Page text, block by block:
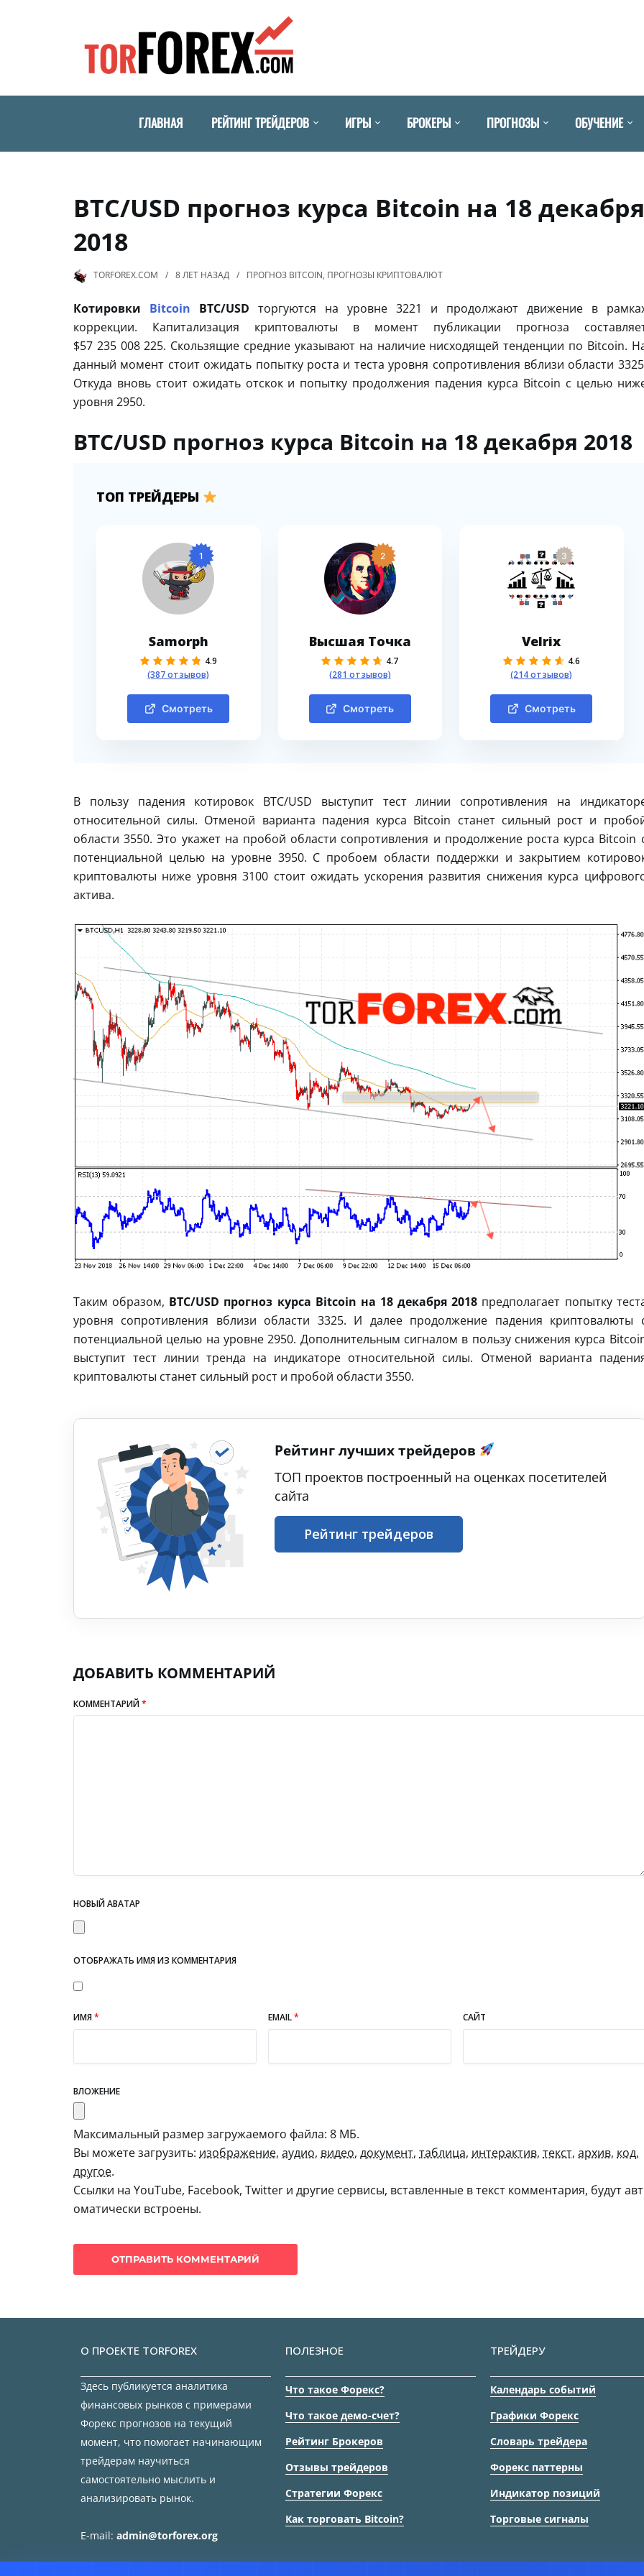
ГЛАВНАЯ РЕЙТИНГ ТРЕЙДЕРОВ ИГРЫ БРОКЕРЫ ПРОГНОЗЫ ОБУЧЕНИЕ
BTC/USD прогноз курса Bitcoin на 18 декабря
2018
TORFOREX.COM 8 ЛЕТ НАЗАД ПРОГНОЗ BITCOIN, ПРОГНОЗЫ КРИПТОВАЛЮТ
Котировки Bitcoin BTC/USD торгуются на уровне 3221 и продолжают движение в
коррекции. Капитализация криптовалюты в момент публикации прогноза
$57 235 008 225. Скользящие средние указывают на наличие нисходящей тенденции по Bitcoin.
данный момент стоит ожидать попытку роста и теста уровня сопротивления вблизи области
Откуда вновь стоит ожидать отскок и попытку продолжения падения курса Bitcoin с целью
уровня 2950.
BTC/USD прогноз курса Bitcoin на 18 декабря 2018
ТОП ТРЕЙДЕРЫ
1
Samorph
4.9
(387 отзывов)
Смотреть
2
Высшая Точка
4.7
(281 отзывов)
Смотреть
3
Velrix
4.6
(214 отзывов)
Смотреть
В пользу падения котировок BTC/USD выступит тест линии сопротивления на
относительной силы. Отменой варианта падения курса Bitcoin станет сильный рост и
области 3550. Это укажет на пробой области сопротивления и продолжение роста курса Bitcoin
потенциальной целью на уровне 3950. С пробоем области поддержки и закрытием
криптовалюты ниже уровня 3100 стоит ожидать ускорения развития снижения курса
актива.
Таким образом, BTC/USD прогноз курса Bitcoin на 18 декабря 2018 предполагает попытку
уровня сопротивления вблизи области 3325. И далее продолжение падения криптовалюты
потенциальной целью на уровне 2950. Дополнительным сигналом в пользу снижения курса
выступит тест линии тренда на индикаторе относительной силы. Отменой варианта
криптовалюты станет сильный рост и пробой области 3550.
Рейтинг лучших трейдеров
ТОП проектов построенный на оценках посетителей
сайта
Рейтинг трейдеров
ДОБАВИТЬ КОММЕНТАРИЙ
КОММЕНТАРИЙ*
НОВЫЙ АВАТАР
ОТОБРАЖАТЬ ИМЯ ИЗ КОММЕНТАРИЯ
ИМЯ* EMAIL* САЙТ
ВЛОЖЕНИЕ
Максимальный размер загружаемого файла: 8 МБ.
Вы можете загрузить: изображение, аудио, видео, документ, таблица, интерактив, текст, архив, код,
другое.
Ссылки на YouTube, Facebook, Twitter и другие сервисы, вставленные в текст комментария, будут авт
оматически встроены.
О ПРОЕКТЕ TORFOREX
Здесь публикуется аналитика
финансовых рынков с примерами
Форекс прогнозов на текущий
момент, что помогает начинающим
трейдерам научиться
самостоятельно мыслить и
анализировать рынок.
E-mail: admin@torforex.org
ПОЛЕЗНОЕ
Что такое Форекс?
Что такое демо-счет?
Рейтинг Брокеров
Отзывы трейдеров
Стратегии Форекс
Как торговать Bitcoin?
ТРЕЙДЕРУ
Календарь событий
Графики Форекс
Словарь трейдера
Форекс паттерны
Индикатор позиций
Торговые сигналы